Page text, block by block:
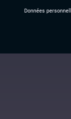
Données